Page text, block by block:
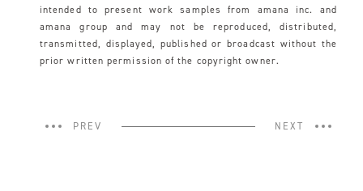
intended to present work samples from amana inc. and
amana group and may not be reproduced, distributed,
transmitted, displayed, published or broadcast without the
prior written permission of the copyright owner.
PREV NEXT